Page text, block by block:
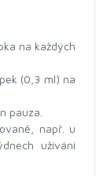
na každých
(0,3 ml) na
pauza.
např. u
užívání